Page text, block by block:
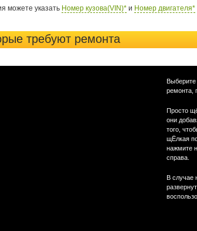
можете указать Номер кузова(VIN)* и Номер двигателя*
требуют ремонта
ремонта,
Просто
они
того,
щЁлкая
нажмите
справа.
В случае